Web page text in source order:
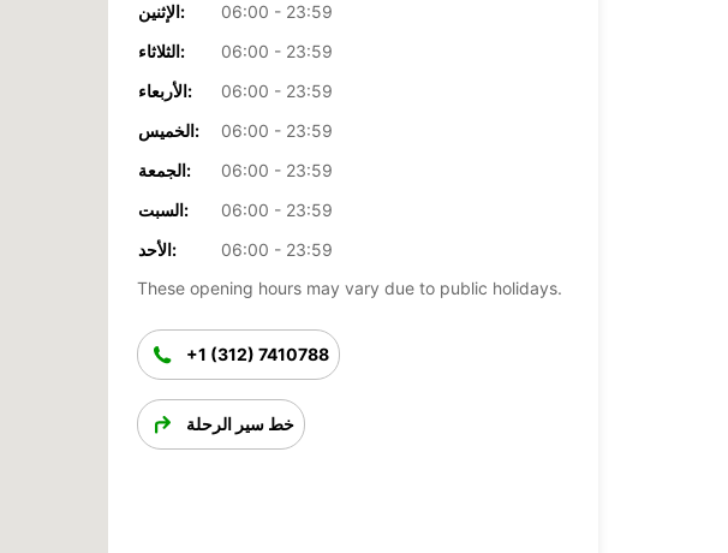
الإثنين:
06:00 - 23:59
الثلاثاء:
06:00 - 23:59
الأربعاء:
06:00 - 23:59
الخميس:
06:00 - 23:59
الجمعة:
06:00 - 23:59
السبت:
06:00 - 23:59
الأحد:
06:00 - 23:59
These opening hours may vary due to public holidays.
+1 (312) 7410788
خط سير الرحلة